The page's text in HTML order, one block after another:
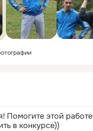
Помогите этой работе
в конкурсе))